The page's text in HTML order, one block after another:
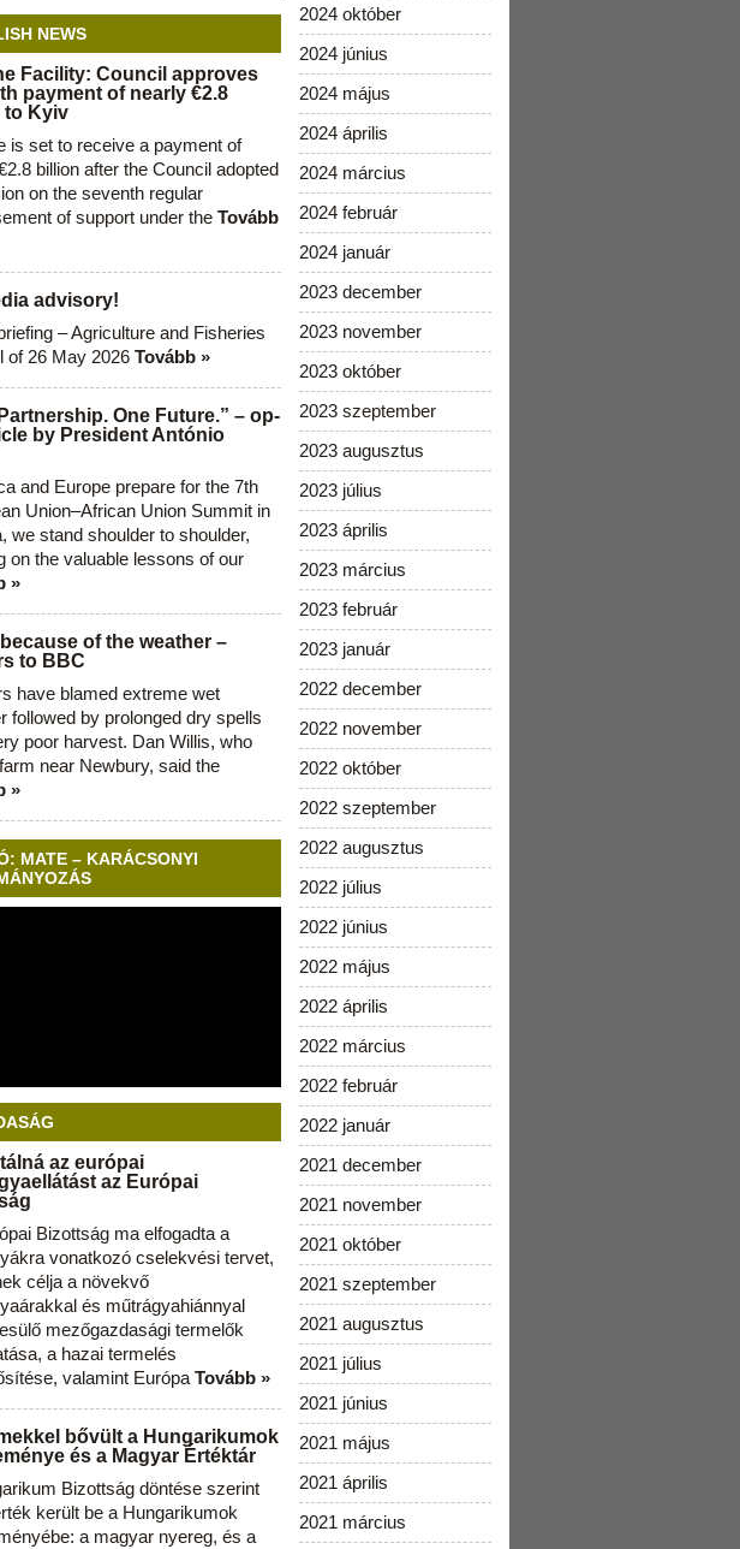
NEWS
Facility: Council approves
payment of nearly €2.8
to Kyiv
is set to receive a payment of
billion after the Council adopted
on the seventh regular
of support under the Tovább
advisory!
– Agriculture and Fisheries
of 26 May 2026 Tovább »
One Future.” – op-
by President António
and Europe prepare for the 7th
Union–African Union Summit in
we stand shoulder to shoulder,
on the valuable lessons of our
»
because of the weather –
to BBC
have blamed extreme wet
followed by prolonged dry spells
poor harvest. Dan Willis, who
near Newbury, said the
»
MATE – KARÁCSONYI
az európai
az Európai
Bizottság ma elfogadta a
vonatkozó cselekvési tervet,
célja a növekvő
és műtrágyahiánnyal
mezőgazdasági termelők
a hazai termelés
valamint Európa Tovább »
bővült a Hungarikumok
és a Magyar Értéktár
Bizottság döntése szerint
került be a Hungarikumok
a magyar nyereg, és a
2024 október
2024 június
2024 május
2024 április
2024 március
2024 február
2024 január
2023 december
2023 november
2023 október
2023 szeptember
2023 augusztus
2023 július
2023 április
2023 március
2023 február
2023 január
2022 december
2022 november
2022 október
2022 szeptember
2022 augusztus
2022 július
2022 június
2022 május
2022 április
2022 március
2022 február
2022 január
2021 december
2021 november
2021 október
2021 szeptember
2021 augusztus
2021 július
2021 június
2021 május
2021 április
2021 március